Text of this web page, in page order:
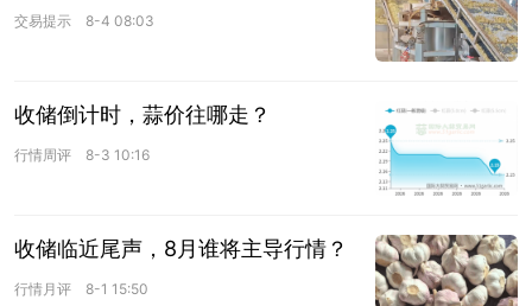
交易提示 8-4 08:03
收储倒计时，蒜价往哪走？
行情周评 8-3 10:16
收储临近尾声，8月谁将主导行情？
行情月评 8-1 15:50